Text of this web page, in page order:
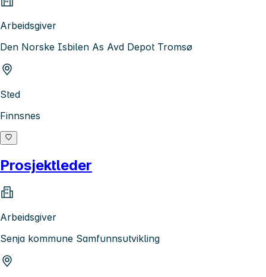
Arbeidsgiver
Den Norske Isbilen As Avd Depot Tromsø
Sted
Finnsnes
Prosjektleder
Arbeidsgiver
Senja kommune Samfunnsutvikling